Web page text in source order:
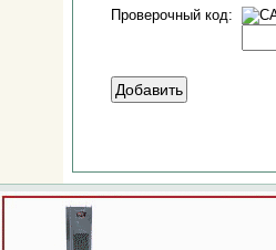
Проверочный код: